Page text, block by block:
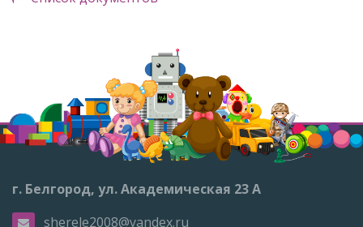
г. Белгород, ул. Академическая 23 А
sherele2008@yandex.ru